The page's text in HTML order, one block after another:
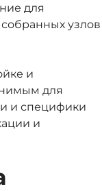
для
узлов
и
для
и специфики
и